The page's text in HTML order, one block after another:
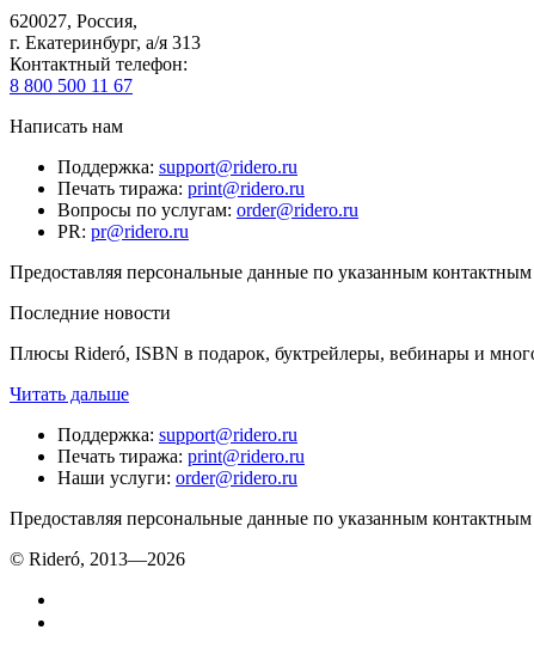
620027, Россия,
г. Екатеринбург, а/я 313
Контактный телефон:
8 800 500 11 67
Написать нам
Поддержка: support@ridero.ru
Печать тиража: print@ridero.ru
Вопросы по услугам: order@ridero.ru
PR: pr@ridero.ru
Предоставляя персональные данные по указанным
Последние новости
Плюсы Rideró, ISBN в подарок, буктрейлеры, вебинары и
Читать дальше
Поддержка: support@ridero.ru
Печать тиража: print@ridero.ru
Наши услуги: order@ridero.ru
Предоставляя персональные данные по указанным
© Rideró, 2013—2026